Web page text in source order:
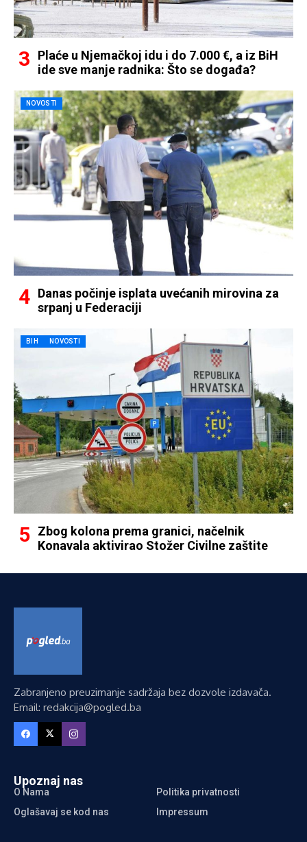
Plaće u Njemačkoj idu i do 7.000 €, a iz BiH
ide sve manje radnika: Što se događa?
NOVOSTI
Danas počinje isplata uvećanih mirovina za
srpanj u Federaciji
BIH NOVOSTI
Zbog kolona prema granici, načelnik
Konavala aktivirao Stožer Civilne zaštite
Zabranjeno preuzimanje sadržaja bez dozvole izdavača.
Email: redakcija@pogled.ba
Upoznaj nas
O Nama
Politika privatnosti
Oglašavaj se kod nas
Impressum